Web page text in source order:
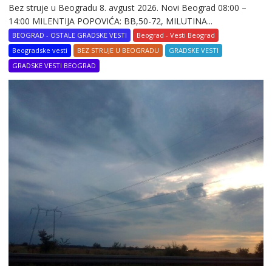
Bez struje u Beogradu 8. avgust 2026. Novi Beograd 08:00 –
14:00 MILENTIJA POPOVIĆA: BB,50-72, MILUTINA...
BEOGRAD - OSTALE GRADSKE VESTI
Beograd - Vesti Beograd
Beogradske vesti
BEZ STRUJE U BEOGRADU
GRADSKE VESTI
GRADSKE VESTI BEOGRAD